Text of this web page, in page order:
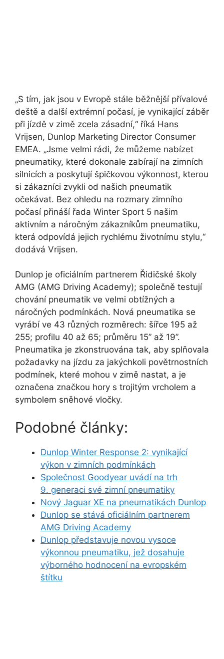
S tím, jak jsou v Evropě stále běžnější přívalové
deště a další extrémní počasí, je vynikající záběr
při jízdě v zimě zcela zásadní,
říká Hans
Vrijsen, Dunlop Marketing Director Consumer
EMEA. Jsme velmi rádi, že můžeme nabízet
pneumatiky, které dokonale zabírají na zimních
silnicích a poskytují špičkovou výkonnost, kterou
si zákazníci zvykli od našich pneumatik
očekávat. Bez ohledu na rozmary zimního
počasí přináší řada Winter Sport 5 našim
aktivním a náročným zákazníkům pneumatiku,
která odpovídá jejich rychlému životnímu stylu,
dodává Vrijsen.
Dunlop je oficiálním partnerem Řidičské školy
AMG (AMG Driving Academy); společně testují
chování pneumatik ve velmi obtížných a
náročných podmínkách. Nová pneumatika se
vyrábí ve 43 různých rozměrech: šířce 195 až
255; profilu 40 až 65; průměru 15” až 19”.
Pneumatika je zkonstruována tak, aby splňovala
požadavky na jízdu za jakýchkoli povětrnostních
podmínek, které mohou v zimě nastat, a je
označena značkou hory s trojitým vrcholem a
symbolem sněhové vločky.
Podobné články:
Dunlop Winter Response 2: vynikající
výkon v zimních podmínkách
Společnost Goodyear uvádí na trh
9. generaci své zimní pneumatiky
Nový Jaguar XE na pneumatikách Dunlop
Dunlop se stává oficiálním partnerem
AMG Driving Academy
Dunlop představuje novou vysoce
výkonnou pneumatiku, jež dosahuje
výborného hodnocení na evropském
štítku